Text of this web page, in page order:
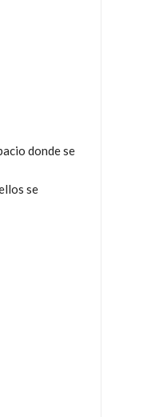
donde se
se